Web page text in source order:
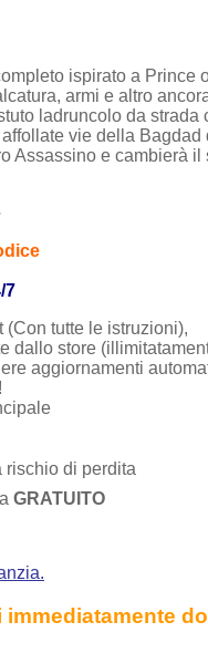
ispirato a Prince
armi e altro
ladruncolo da strada
vie della Bagdad
Assassino e cambierà il
7
(Con tutte le istruzioni),
dallo store
aggiornamenti
rischio di perdita
GRATUITO
immediatamente